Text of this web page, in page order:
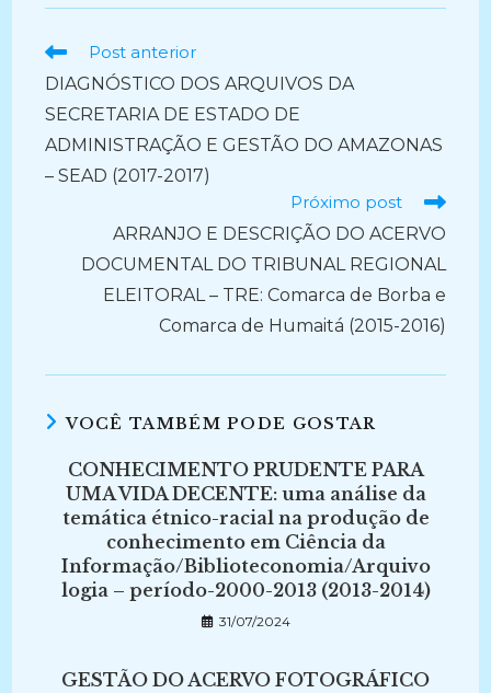
Ler
artigos
Post anterior
DIAGNÓSTICO DOS ARQUIVOS DA
SECRETARIA DE ESTADO DE
ADMINISTRAÇÃO E GESTÃO DO AMAZONAS
– SEAD (2017-2017)
Próximo post
ARRANJO E DESCRIÇÃO DO ACERVO
DOCUMENTAL DO TRIBUNAL REGIONAL
ELEITORAL – TRE: Comarca de Borba e
Comarca de Humaitá (2015-2016)
VOCÊ TAMBÉM PODE GOSTAR
CONHECIMENTO PRUDENTE PARA
UMA VIDA DECENTE: uma análise da
temática étnico-racial na produção de
conhecimento em Ciência da
Informação/Biblioteconomia/Arquivo
logia – período-2000-2013 (2013-2014)
31/07/2024
GESTÃO DO ACERVO FOTOGRÁFICO